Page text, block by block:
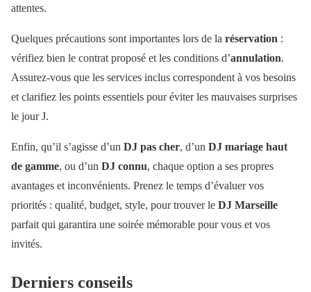
attentes.
Quelques précautions sont importantes lors de la réservation :
vérifiez bien le contrat proposé et les conditions d’annulation.
Assurez-vous que les services inclus correspondent à vos besoins
et clarifiez les points essentiels pour éviter les mauvaises surprises
le jour J.
Enfin, qu’il s’agisse d’un DJ pas cher, d’un DJ mariage haut
de gamme, ou d’un DJ connu, chaque option a ses propres
avantages et inconvénients. Prenez le temps d’évaluer vos
priorités : qualité, budget, style, pour trouver le DJ Marseille
parfait qui garantira une soirée mémorable pour vous et vos
invités.
Derniers conseils